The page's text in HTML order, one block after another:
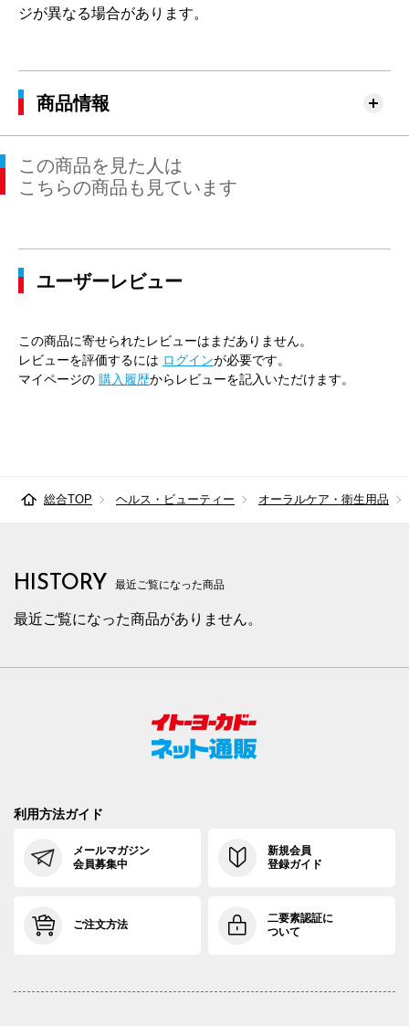
ジが異なる場合があります。
商品情報
この商品を見た人は
こちらの商品も見ています
ユーザーレビュー
この商品に寄せられたレビューはまだありません。
レビューを評価するには ログインが必要です。
マイページの 購入履歴からレビューを記入いただけます。
総合TOP ヘルス・ビューティー オーラルケア・衛生用品
HISTORY 最近ご覧になった商品
最近ご覧になった商品がありません。
利用方法ガイド
メールマガジン
会員募集中
新規会員
登録ガイド
ご注文方法
二要素認証に
ついて